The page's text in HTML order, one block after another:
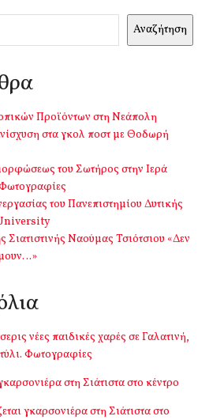
Αναζήτηση
Προϊόντων στη Νεάπολη
στα γκολ ποστ με Θοδωρή
του Σωτήρος στην Ιερά
του Πανεπιστημίου Δυτικής
Σιατιστινής Ναούμας Τσιότσιου «Δεν
νέες παιδικές χαρές σε Γαλατινή,
Φωτογραφίες
στη Σιάτιστα στο κέντρο
γκαρσονιέρα στη Σιάτιστα στο